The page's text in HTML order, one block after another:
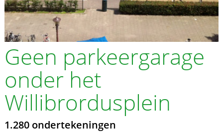
Geen parkeergarage
onder het
Willibrordusplein
1.280 ondertekeningen